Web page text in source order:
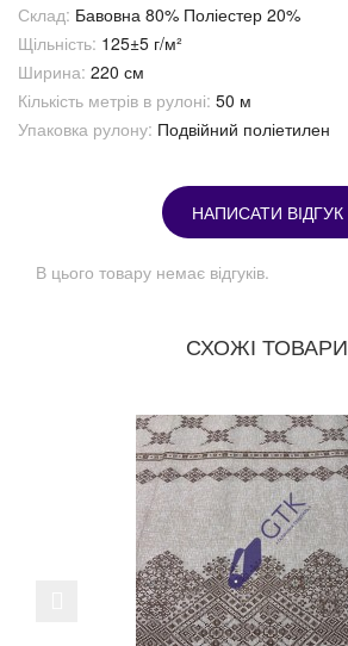
Склад: Бавовна 80% Поліестер 20%
Щільність: 125±5 г/м²
Ширина: 220 см
Кількість метрів в рулоні: 50 м
Упаковка рулону: Подвійний поліетилен
НАПИСАТИ ВІДГУК
В цього товару немає відгуків.
СХОЖІ ТОВАРИ
Previous